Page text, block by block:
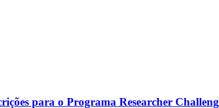
para o Programa Researcher